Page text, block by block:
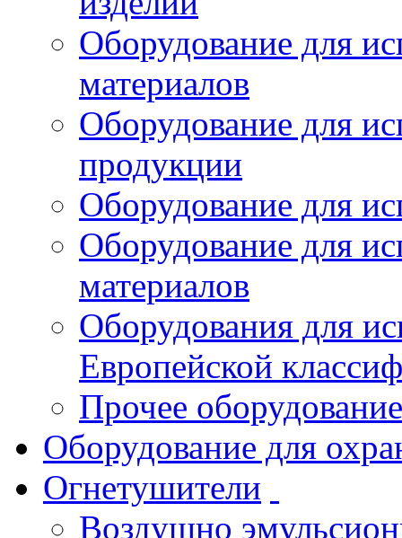
Оборудование для
материалов
Оборудование для
продукции
Оборудование для
Оборудование для
материалов
Оборудования для
Европейской
Прочее оборудование
Оборудование для
Огнетушители
Воздушно